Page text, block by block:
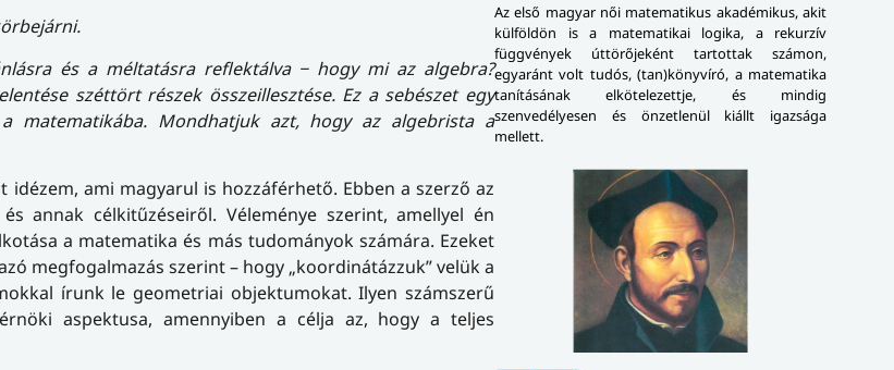
és a méltatásra reflektálva − hogy mi az algebra?
széttört részek összeillesztése. Ez a sebészet egy
matematikába. Mondhatjuk azt, hogy az algebrista a
ami magyarul is hozzáférhető. Ebben a szerző az
annak célkitűzéseiről. Véleménye szerint, amellyel én
a matematika és más tudományok számára. Ezeket
megfogalmazás szerint – hogy „koordinátázzuk” velük a
írunk le geometriai objektumokat. Ilyen számszerű
aspektusa, amennyiben a célja az, hogy a teljes
Az első magyar női matematikus akadémikus, akit
külföldön is a matematikai logika, a rekurzív
függvények úttörőjeként tartottak számon,
egyaránt volt tudós, (tan)könyvíró, a matematika
tanításának elkötelezettje, és mindig
szenvedélyesen és önzetlenül kiállt igazsága
mellett.